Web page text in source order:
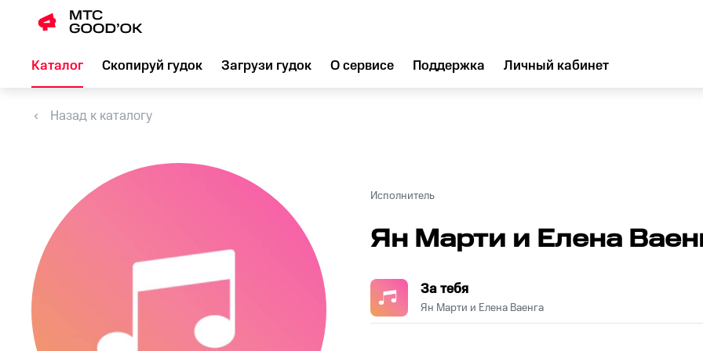
Каталог Скопируй гудок Загрузи гудок О сервисе Поддержка Личный кабинет
Назад к каталогу
Исполнитель
Ян Марти и Елена
За тебя
Ян Марти и Елена Ваенга